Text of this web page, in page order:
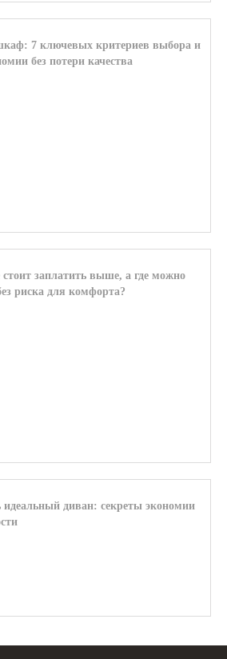
7 ключевых критериев выбора и
без потери качества
заплатить выше, а где можно
риска для комфорта?
диван: секреты экономии